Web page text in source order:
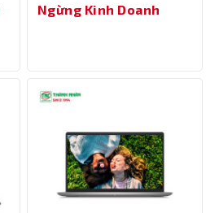
Windows 11 Home/ 1Y/
Ngừng Kinh Doanh